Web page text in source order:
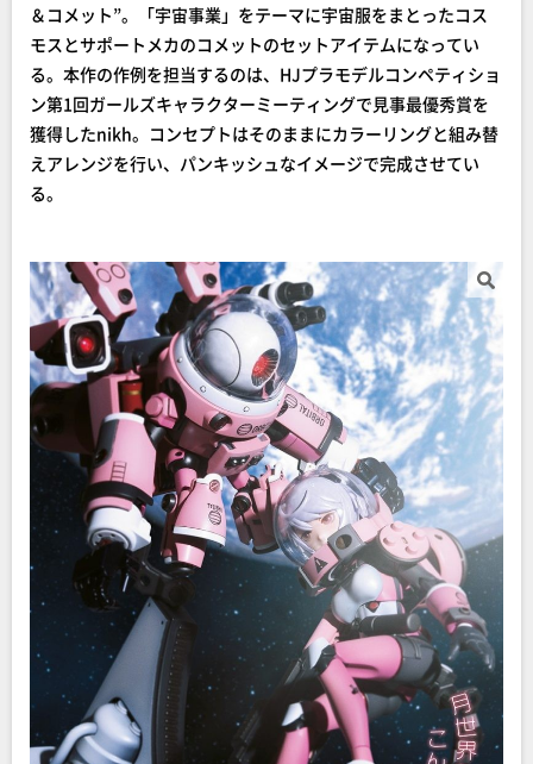
＆コメット”。「宇宙事業」をテーマに宇宙服をまとったコス
モスとサポートメカのコメットのセットアイテムになってい
る。本作の作例を担当するのは、HJプラモデルコンペティショ
ン第1回ガールズキャラクターミーティングで見事最優秀賞を
獲得したnikh。コンセプトはそのままにカラーリングと組み替
えアレンジを行い、パンキッシュなイメージで完成させてい
る。